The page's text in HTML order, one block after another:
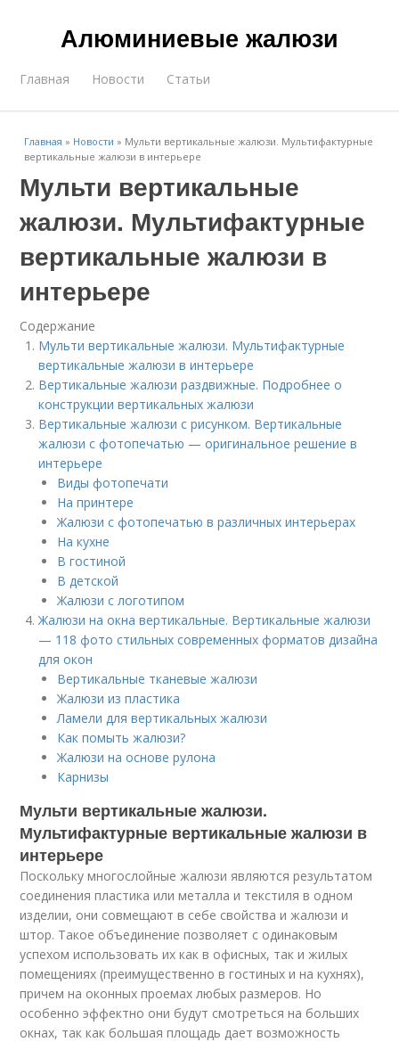
Алюминиевые жалюзи
Главная Новости Статьи
Главная » Новости » Мульти вертикальные жалюзи. Мультифактурные
вертикальные жалюзи в интерьере
Мульти вертикальные
жалюзи. Мультифактурные
вертикальные жалюзи в
интерьере
Содержание
Мульти вертикальные жалюзи. Мультифактурные
вертикальные жалюзи в интерьере
Вертикальные жалюзи раздвижные. Подробнее о
конструкции вертикальных жалюзи
Вертикальные жалюзи с рисунком. Вертикальные
жалюзи с фотопечатью — оригинальное решение в
интерьере
Виды фотопечати
На принтере
Жалюзи с фотопечатью в различных интерьерах
На кухне
В гостиной
В детской
Жалюзи с логотипом
Жалюзи на окна вертикальные. Вертикальные жалюзи
— 118 фото стильных современных форматов дизайна
для окон
Вертикальные тканевые жалюзи
Жалюзи из пластика
Ламели для вертикальных жалюзи
Как помыть жалюзи?
Жалюзи на основе рулона
Карнизы
Мульти вертикальные жалюзи.
Мультифактурные вертикальные жалюзи в
интерьере
Поскольку многослойные жалюзи являются результатом
соединения пластика или металла и текстиля в одном
изделии, они совмещают в себе свойства и жалюзи и
штор. Такое объединение позволяет с одинаковым
успехом использовать их как в офисных, так и жилых
помещениях (преимущественно в гостиных и на кухнях),
причем на оконных проемах любых размеров. Но
особенно эффектно они будут смотреться на больших
окнах, так как большая площадь дает возможность